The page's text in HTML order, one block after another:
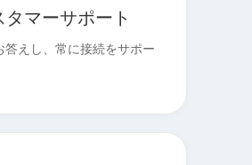
マーサポート
えし、常に接続をサポー